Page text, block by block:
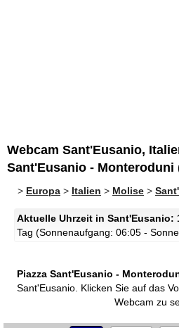
Webcam Sant'Eusanio,
Sant'Eusanio - Monteroduni
> Europa > Italien > Molise >
Aktuelle Uhrzeit in Sant'Eusanio:
Tag (Sonnenaufgang: 06:05 -
Piazza Sant'Eusanio -
Sant'Eusanio. Klicken Sie auf das
Webcam zu